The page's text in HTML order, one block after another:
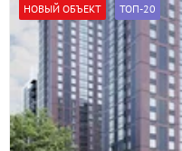
НОВЫЙ ОБЪЕКТ ТОП-20